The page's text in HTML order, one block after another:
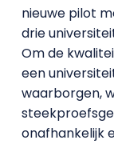
nieuwe pilot
drie
Om de
een
waarborgen,
onafhankelijk